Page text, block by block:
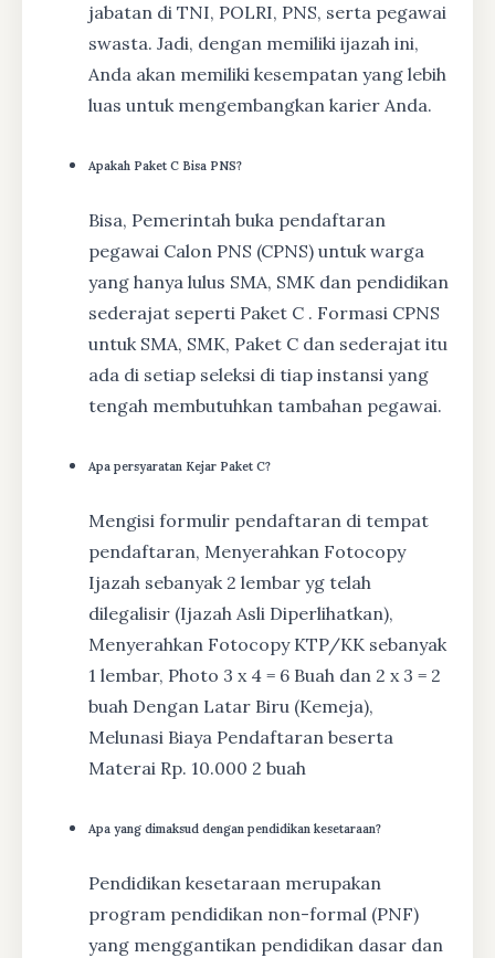
jabatan di TNI, POLRI, PNS, serta pegawai
swasta. Jadi, dengan memiliki ijazah ini,
Anda akan memiliki kesempatan yang lebih
luas untuk mengembangkan karier Anda.
Apakah Paket C Bisa PNS?
Bisa, Pemerintah buka pendaftaran
pegawai Calon PNS (CPNS) untuk warga
yang hanya lulus SMA, SMK dan pendidikan
sederajat seperti Paket C . Formasi CPNS
untuk SMA, SMK, Paket C dan sederajat itu
ada di setiap seleksi di tiap instansi yang
tengah membutuhkan tambahan pegawai.
Apa persyaratan Kejar Paket C?
Mengisi formulir pendaftaran di tempat
pendaftaran, Menyerahkan Fotocopy
Ijazah sebanyak 2 lembar yg telah
dilegalisir (Ijazah Asli Diperlihatkan),
Menyerahkan Fotocopy KTP/KK sebanyak
1 lembar, Photo 3 x 4 = 6 Buah dan 2 x 3 = 2
buah Dengan Latar Biru (Kemeja),
Melunasi Biaya Pendaftaran beserta
Materai Rp. 10.000 2 buah
Apa yang dimaksud dengan pendidikan kesetaraan?
Pendidikan kesetaraan merupakan
program pendidikan non-formal (PNF)
yang menggantikan pendidikan dasar dan